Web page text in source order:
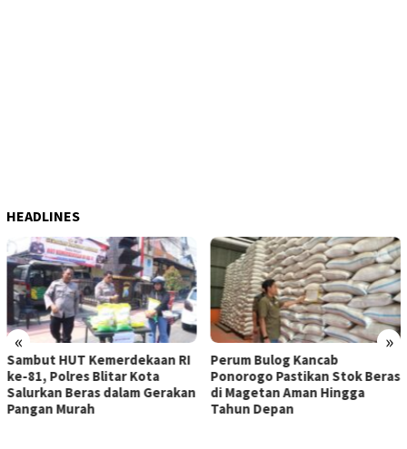
HEADLINES
« »
HUT Kemerdekaan RI
Polres Blitar Kota
Beras dalam Gerakan
Murah
Perum Bulog Kancab
Ponorogo Pastikan Stok Beras
di Magetan Aman Hingga
Tahun Depan
Lokal